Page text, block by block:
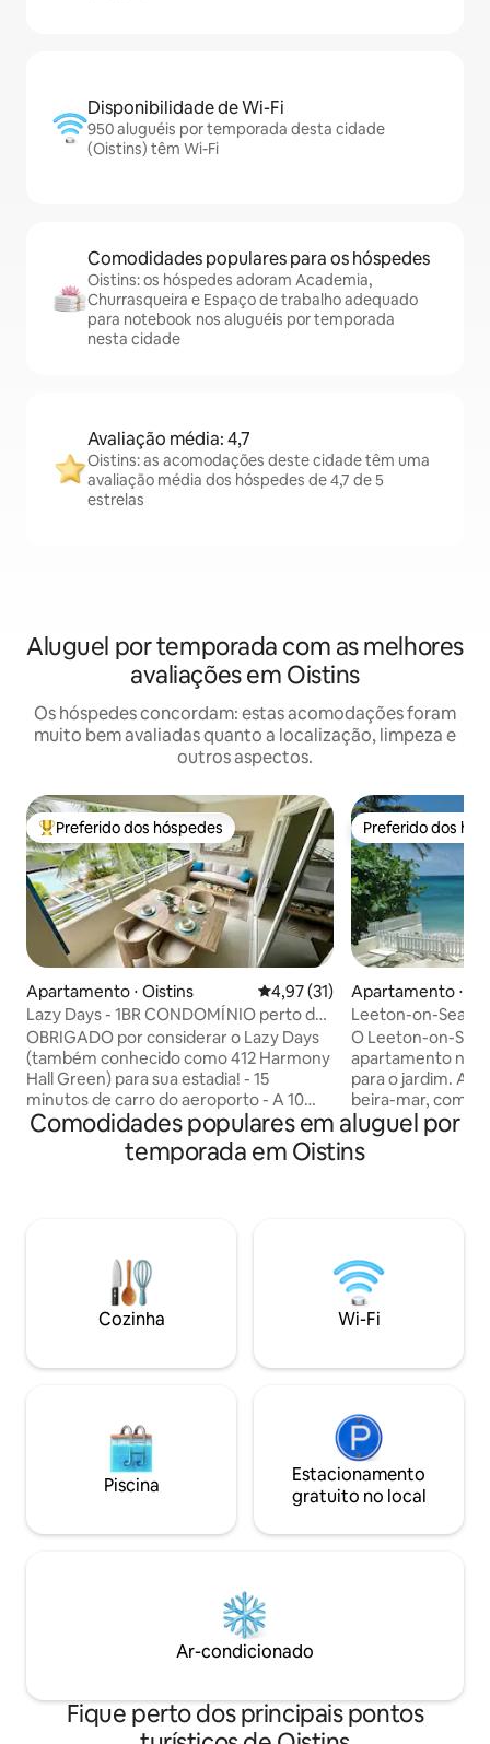
Disponibilidade de Wi-Fi
950 aluguéis por temporada desta cidade
(Oistins) têm Wi-Fi
Comodidades populares para os hóspedes
Oistins: os hóspedes adoram Academia,
Churrasqueira e Espaço de trabalho adequado
para notebook nos aluguéis por temporada
nesta cidade
Avaliação média: 4,7
Oistins: as acomodações deste cidade têm uma
avaliação média dos hóspedes de 4,7 de 5
estrelas
Aluguel por temporada com as melhores
avaliações em Oistins
Os hóspedes concordam: estas acomodações foram
muito bem avaliadas quanto a localização, limpeza e
outros aspectos.
Entre os melhores preferidos dos hóspedes
Preferido dos hóspedes
Apartamento ⋅ Oistins 4,97 de uma avaliação média
4,97 (31)
Lazy Days - 1BR CONDOMÍNIO perto da
PRAIA com PISCINA
OBRIGADO por considerar o Lazy Days
(também conhecido como 412 Harmony
Hall Green) para sua estadia! - 15
minutos de carro do aeroporto - A 10
minutos de carro da Embaixada dos EUA
- A 10 minutos de carro da Clínica de
Fertilidade - Localizado no condomínio
clínica médica - 5 minutos a pé até o
transporte público - Acesso à piscina - Ar
condicionado na sala de estar e no
gratuito
Preferido dos
Preferido dos
Apartamento ⋅
Leeton-on-Sea
O Leeton-on-Sea
apartamento no
para o jardim. A
beira-mar, com
através de um
localizados na
lado do Estúdio 2
estão trancados
Estúdio 4 fica no
propriedade fica
do aeroporto.
Comodidades populares em aluguel por
temporada em Oistins
Cozinha Wi-Fi
Piscina
Estacionamento
gratuito no local
Ar-condicionado
Fique perto dos principais pontos